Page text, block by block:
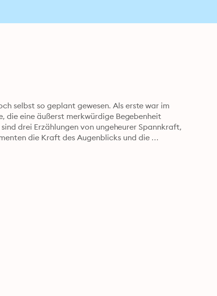
selbst so geplant gewesen. Als erste war im
die eine äußerst merkwürdige Begebenheit
drei Erzählungen von ungeheurer Spannkraft,
die Kraft des Augenblicks und die